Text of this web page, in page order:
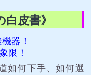
皮書》
器！
限！
如何下手、如何選